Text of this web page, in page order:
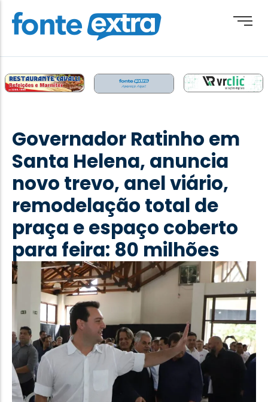
Destaque
Esporte
Geral
Obituário
Paraguai
Paraná
Política
Santa Helena e Região
Saúde e Bem-Estar
Governador Ratinho em
Santa Helena, anuncia
novo trevo, anel viário,
remodelação total de
praça e espaço coberto
para feira: 80 milhões